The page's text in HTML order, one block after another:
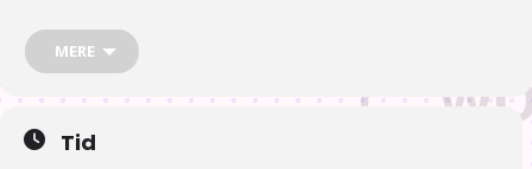
16:00 Der åbnes
17:00 Der gås efter mad. Vi håber flest vil hente mad og spise
sammen omkring klokken 17 (hentning, spisning ved
MERE
Tid